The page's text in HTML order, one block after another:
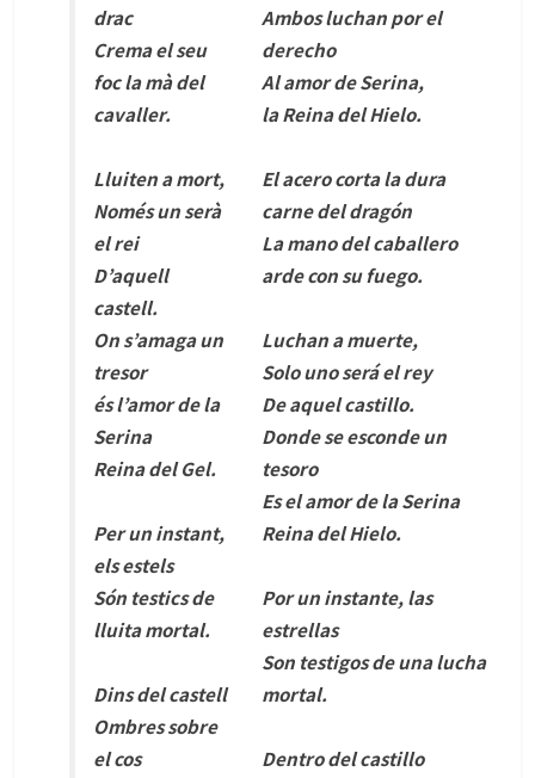
drac
Crema el seu
foc la mà del
cavaller.
Lluiten a mort,
Només un serà
el rei
D’aquell
castell.
On s’amaga un
tresor
és l’amor de la
Serina
Reina del Gel.
Per un instant,
els estels
Són testics de
lluita mortal.
Dins del castell
Ombres sobre
el cos
Ambos luchan por el
derecho
Al amor de Serina,
la Reina del Hielo.
El acero corta la dura
carne del dragón
La mano del caballero
arde con su fuego.
Luchan a muerte,
Solo uno será el rey
De aquel castillo.
Donde se esconde un
tesoro
Es el amor de la Serina
Reina del Hielo.
Por un instante, las
estrellas
Son testigos de una lucha
mortal.
Dentro del castillo